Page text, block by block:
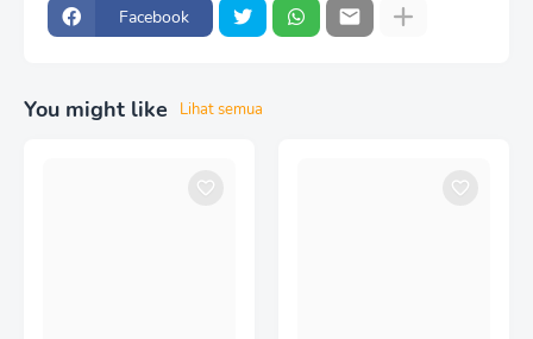
Facebook
You might like Lihat semua